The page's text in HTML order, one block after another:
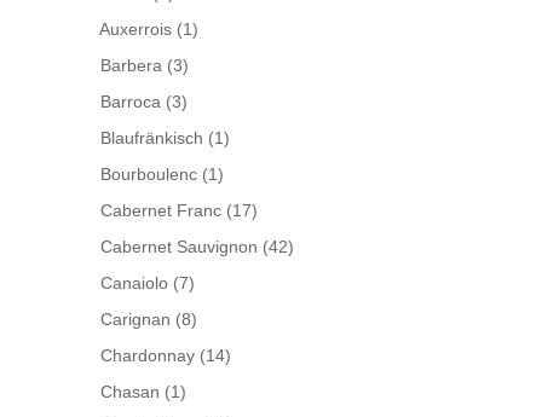
Auxerrois (1)
Barbera (3)
Barroca (3)
Blaufränkisch (1)
Bourboulenc (1)
Cabernet Franc (17)
Cabernet Sauvignon (42)
Canaiolo (7)
Carignan (8)
Chardonnay (14)
Chasan (1)